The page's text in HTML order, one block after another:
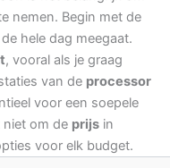
nemen. Begin met de
hele dag meegaat.
, vooral als je graag
van de processor
voor een soepele
niet om de prijs in
voor elk budget.